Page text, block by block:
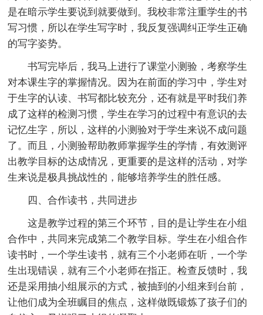
是在暗示学生要说到就要做到。我校非常注重学生的书
写习惯，所以在学生写字时，我反复强调纠正学生正确
的写字姿势。
书写完毕后，我马上进行了课堂小测验，考察学生
对本课生字的掌握情况。因为在前面的学习中，学生对
于生字的认读、书写都比较充分，还有就是平时我们养
成了这样的检测习惯，学生在学习的过程中有意识的去
记忆生字，所以，这样的小测验对于学生来说不成问题
了。而且，小测验帮助教师掌握学生的学情，有效测评
出教学目标的达成情况，更重要的是这样的活动，对学
生来说是极具挑战性的，能够培养学生的胜任感。
四、合作读书，共同进步
这是教学过程的第三个环节，目的是让学生在小组
合作中，共同来完成第二个教学目标。学生在小组合作
读书时，一个学生读书，就有三个小老师在听，一个学
生出现错误，就有三个小老师在指正。检查反馈时，我
还是采用抽小组展示的方式，被抽到的小组来到台前，
让他们成为全班瞩目的焦点，这样做既锻炼了孩子们的